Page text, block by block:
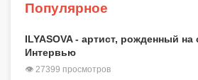
Популярное
ILYASOVA - артист, рожденный
Интервью
👁 27399 просмотров